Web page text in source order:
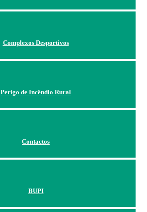
Complexos Desportivos
Perigo de Incêndio Rural
Contactos
BUPI